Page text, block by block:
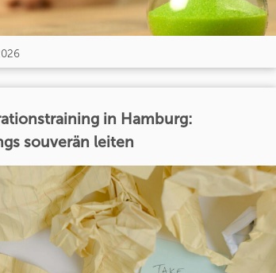
in Hamburg:
souverän leiten